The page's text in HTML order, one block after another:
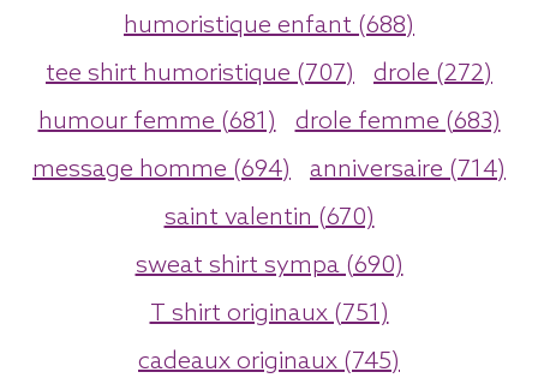
humoristique enfant (688)
tee shirt humoristique (707)
drole (272)
humour femme (681)
drole femme (683)
message homme (694)
anniversaire (714)
saint valentin (670)
sweat shirt sympa (690)
T shirt originaux (751)
cadeaux originaux (745)